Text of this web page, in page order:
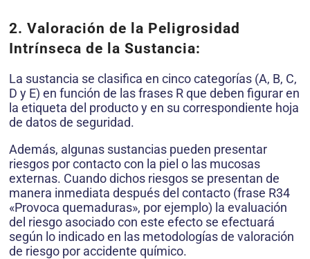
2. Valoración de la Peligrosidad
Intrínseca de la Sustancia:
La sustancia se clasifica en cinco categorías (A, B, C,
D y E) en función de las frases R que deben figurar en
la etiqueta del producto y en su correspondiente hoja
de datos de seguridad.
Además, algunas sustancias pueden presentar
riesgos por contacto con la piel o las mucosas
externas. Cuando dichos riesgos se presentan de
manera inmediata después del contacto (frase R34
«Provoca quemaduras», por ejemplo) la evaluación
del riesgo asociado con este efecto se efectuará
según lo indicado en las metodologías de valoración
de riesgo por accidente químico.